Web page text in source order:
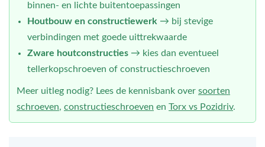
binnen- en lichte buitentoepassingen
Houtbouw en constructiewerk → bij stevige
verbindingen met goede uittrekwaarde
Zware houtconstructies → kies dan eventueel
tellerkopschroeven of constructieschroeven
Meer uitleg nodig? Lees de kennisbank over soorten
schroeven, constructieschroeven en Torx vs Pozidriv.